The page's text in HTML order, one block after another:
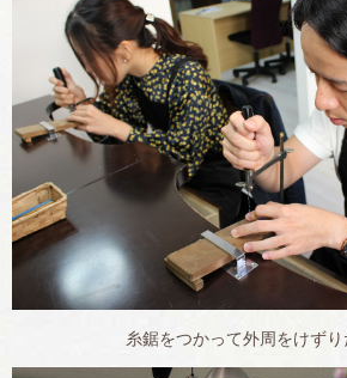
糸鋸をつかって外周をけず